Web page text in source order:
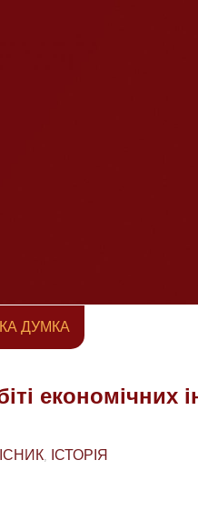
ДУМКА
економічних
, ІСТОРІЯ